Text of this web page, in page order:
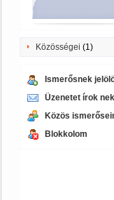
Közösségei (1)
Ismerősnek
Üzenetet írok
Közös
Blokkolom